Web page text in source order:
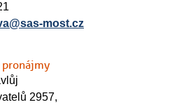
most.cz
pronájmy
2957,